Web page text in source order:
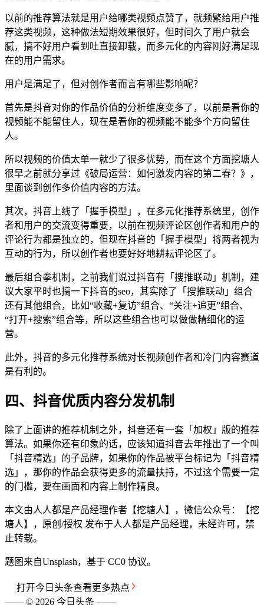
以前的推荐算法就是用户给哪类视频点赞了，就频繁给用户推
荐这类视频，这种做法短期效果很好，但时间久了用户就会
腻，搞不好用户看到吐直接卸载，而多元化的内容刚好满足现
在的用户需求。
用户是满足了，但对创作者而言有哪些影响呢？
首先是抖音对你的作品价值的分析维度变多了，以前是看你的
视频能不能留住人，现在是看你的视频能不能多个方向留住
人。
所以视频的价值太单一就少了很多优势，而在这个方面挖塘人
很早之前就分享过《破局运营：如何激发内容的第二春？》，
里面谈到创作多价值内容的方法。
其次，抖音上线了「握手模型」，在多元化推荐系统里，创作
者和用户的交流变得重要，以前在视频评论区创作者和用户的
评论行为都是独立的，但现在抖音的「握手模型」将两者视为
互动的行为，所以创作者也要好好地耕耘评论区了。
最后组合拳机制，之前我们说过抖音有「搜推联动」机制，建
议大家平时也搞一下抖音的seo，其实除了「搜推联动」组合
还有其他组合，比如“收藏+复访”组合、“关注+追更”组合、
“打开+搜索”组合等，所以这些组合也可以做做精细化的运
营。
此外，抖音的多元化推荐系统对长视频创作者和冷门内容赛道
是有利的。
四、抖音优质内容分发机制
除了上面讲的推荐机制之外，抖音还有一套「加权」版的推荐
算法。如果你还有印象的话，应该知道抖音去年推出了一个叫
「抖音精选」的子品牌，如果你的作品被平台标记为「抖音精
选」，那你的作品会获得更多的流量扶持，不过这个需要一定
的门槛，要在画面和内容上制作精良。
本文由人人都是产品经理作者【挖塘人】，微信公众号：【挖
塘人】，原创/授权 发布于人人都是产品经理，未经许可，禁
止转载。
题图来自Unsplash，基于 CC0 协议。
打开今日头条查看更多热点
—— © 2026 今日头条 ——